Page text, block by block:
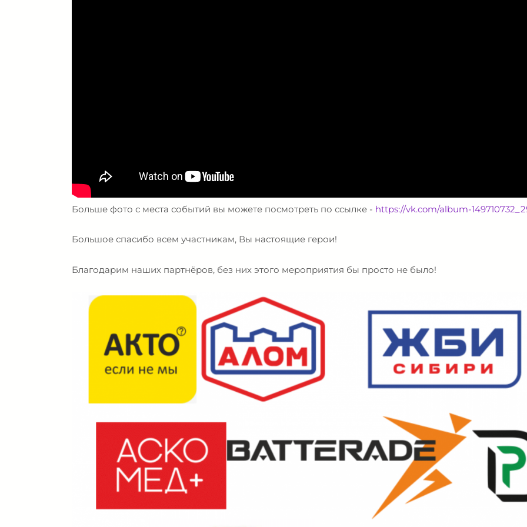
Больше фото с места событий вы можете посмотреть по ссылке - https://vk.com/album-
Большое спасибо всем участникам, Вы настоящие герои!
Благодарим наших партнёров, без них этого мероприятия бы просто не было!